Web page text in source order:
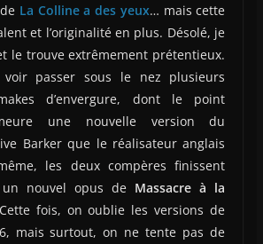
La Colline a des yeux… mais cette
et l’originalité en plus. Désolé, je
le trouve extrêmement prétentieux.
passer sous le nez plusieurs
d’envergure, dont le point
une nouvelle version du
Barker que le réalisateur anglais
les deux compères finissent
nouvel opus de Massacre à la
fois, on oublie les versions de
mais surtout, on ne tente pas de